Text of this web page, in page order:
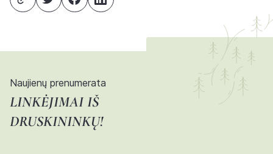
Naujienų prenumerata
LINKĖJIMAI IŠ
DRUSKININKŲ!